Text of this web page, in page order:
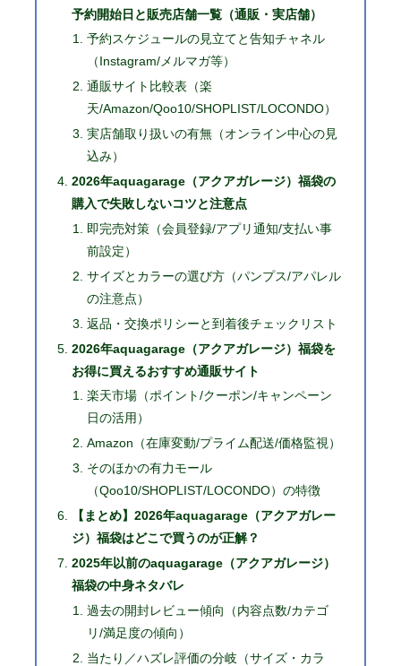
予約開始日と販売店舗一覧（通販・実店舗）
予約スケジュールの見立てと告知チャネル
（Instagram/メルマガ等）
通販サイト比較表（楽
天/Amazon/Qoo10/SHOPLIST/LOCONDO）
実店舗取り扱いの有無（オンライン中心の見
込み）
2026年aquagarage（アクアガレージ）福袋の
購入で失敗しないコツと注意点
即完売対策（会員登録/アプリ通知/支払い事
前設定）
サイズとカラーの選び方（パンプス/アパレル
の注意点）
返品・交換ポリシーと到着後チェックリスト
2026年aquagarage（アクアガレージ）福袋を
お得に買えるおすすめ通販サイト
楽天市場（ポイント/クーポン/キャンペーン
日の活用）
Amazon（在庫変動/プライム配送/価格監視）
そのほかの有力モール
（Qoo10/SHOPLIST/LOCONDO）の特徴
【まとめ】2026年aquagarage（アクアガレー
ジ）福袋はどこで買うのが正解？
2025年以前のaquagarage（アクアガレージ）
福袋の中身ネタバレ
過去の開封レビュー傾向（内容点数/カテゴ
リ/満足度の傾向）
当たり／ハズレ評価の分岐（サイズ・カラ